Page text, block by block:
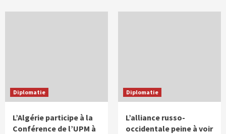
Diplomatie
L’Algérie participe à la
Conférence de l’UPM à
Diplomatie
L’alliance russo-
occidentale peine à voir